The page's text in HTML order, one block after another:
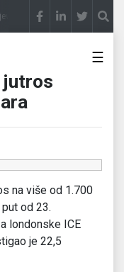
prije 3 sedmice
☰
jutros
na više od 1.700
od 23.
londonske ICE
je 22,5